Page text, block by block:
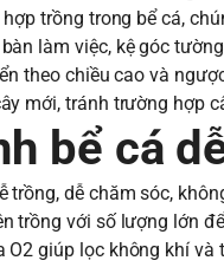
trồng trong bể cá,
làm việc, kệ góc
theo chiều cao và
mới, tránh trường hợp
bể cá
dễ chăm sóc,
trồng với số lượng lớn
giúp lọc không khí